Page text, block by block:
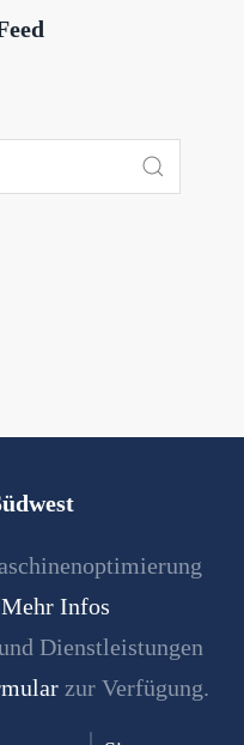
Mehr Infos
Dienstleistungen
zur Verfügung.